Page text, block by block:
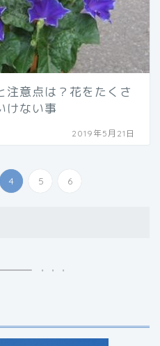
注意点は？花をたくさ
けない事
2019年5月21日
4 5 6